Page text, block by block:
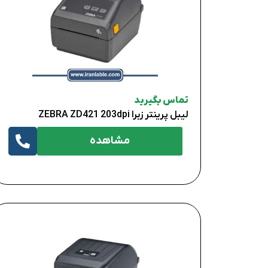
تماس بگیرید
لیبل پرینتر زبرا ZEBRA ZD421 203dpi
مشاهده